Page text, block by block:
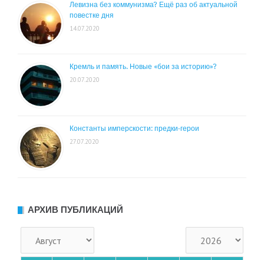
Левизна без коммунизма? Ещё раз об актуальной
повестке дня
14.07.2020
Кремль и память. Новые «бои за историю»?
20.07.2020
Константы имперскости: предки-герои
27.07.2020
АРХИВ ПУБЛИКАЦИЙ